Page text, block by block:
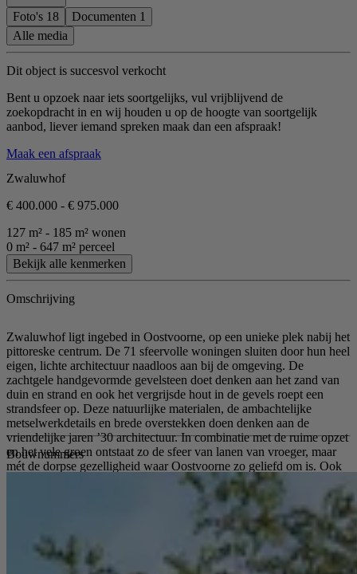
Foto's 18 Documenten 1
Alle media
Dit object is succesvol verkocht
Bent u opzoek naar iets soortgelijks, vul vrijblijvend de
zoekopdracht in en wij houden u op de hoogte van soortgelijk
aanbod, liever iemand spreken maak dan een afspraak!
Maak een afspraak
Zwaluwhof
€ 400.000 - € 975.000
127 m² - 185 m² wonen
0 m² - 647 m² perceel
Bekijk alle kenmerken
Omschrijving
Zwaluwhof ligt ingebed in Oostvoorne, op een unieke plek nabij het
pittoreske centrum. De 71 sfeervolle woningen sluiten door hun heel
eigen, lichte architectuur naadloos aan bij de omgeving. De
zachtgele handgevormde gevelsteen doet denken aan het zand van
duin en strand en ook het vergrijsde hout in de gevels roept een
strandsfeer op. Deze natuurlijke materialen, de ambachtelijke
metselwerkdetails en brede overstekken doen denken aan de
vriendelijke jaren ’30 architectuur. In combinatie met de ruime opzet
en het vele groen ontstaat zo de sfeer van lanen van vroeger, maar
mét de dorpse gezelligheid waar Oostvoorne zo geliefd om is. Ook
wordt Zwaluwhof energieneutraal, natuurinclusief en
klimaatadaptief ontwikkeld en gerealiseerd. Dat is prettig voor
iedereen. Een unieke wijk, op een unieke plek. Op 20 maart om
15:00 uur start de verkoop! U kunt zich inschrijven via de website
www.zwaluwhof-oostvoorne.nl tot en met dinsdag 2 april 12:00 uur.
Op de hoogte blijven van dit project? Schrijf u in voor nieuwsbrief
via de website: www.zwaluwhof-oostvoorne.nl
Bouwnummers